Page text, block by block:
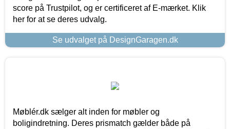
score på Trustpilot, og er certificeret af E-mærket. Klik
her for at se deres udvalg.
Se udvalget på DesignGaragen.dk
Møblér.dk sælger alt inden for møbler og
boligindretning. Deres prismatch gælder både på